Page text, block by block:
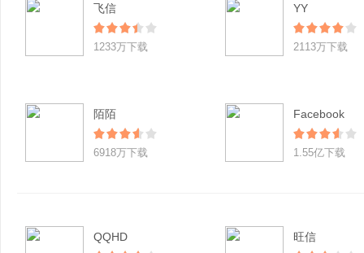
飞信
1233万下载
YY
2113万下载
陌陌
6918万下载
Facebook
1.55亿下载
QQHD 旺信